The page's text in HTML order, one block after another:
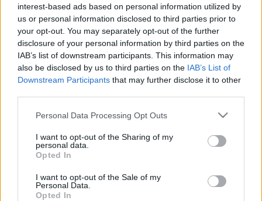
interest-based ads based on personal information utilized by
us or personal information disclosed to third parties prior to
your opt-out. You may separately opt-out of the further
disclosure of your personal information by third parties on the
IAB’s list of downstream participants. This information may
also be disclosed by us to third parties on the IAB’s List of
Downstream Participants that may further disclose it to other
Please note that this website/app uses one or more Google
not limited to your visit or usage behaviour. You may click to
grant or deny consent to Google and its third-party tags to
use your data for below specified purposes in below Google
consent section.
Personal Data Processing Opt Outs
I want to opt-out of the Sharing of my
personal data.
Opted In
I want to opt-out of the Sale of my
Personal Data.
Opted In
#allergia#influenza#cukorbetegség
#orvosmeteorológia#vérnyomás#stroke #rákbetegség
#pajzsmirigy #reflux#ekcéma#herpesz
Regisztráció
Fogászati betegségek
Fogászati betegségek